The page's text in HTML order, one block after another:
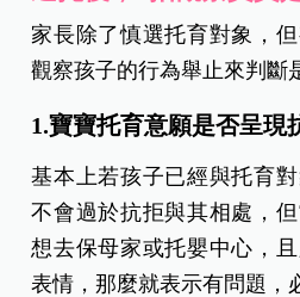
家長除了慎選托育對象，
觀察孩子的行為舉止來判斷
1.寶寶托育意願是否呈現
基本上若孩子已經與托育
不會過於抗拒與其相處，
想去保母家或托嬰中心，
表情，那麼就表示有問題，